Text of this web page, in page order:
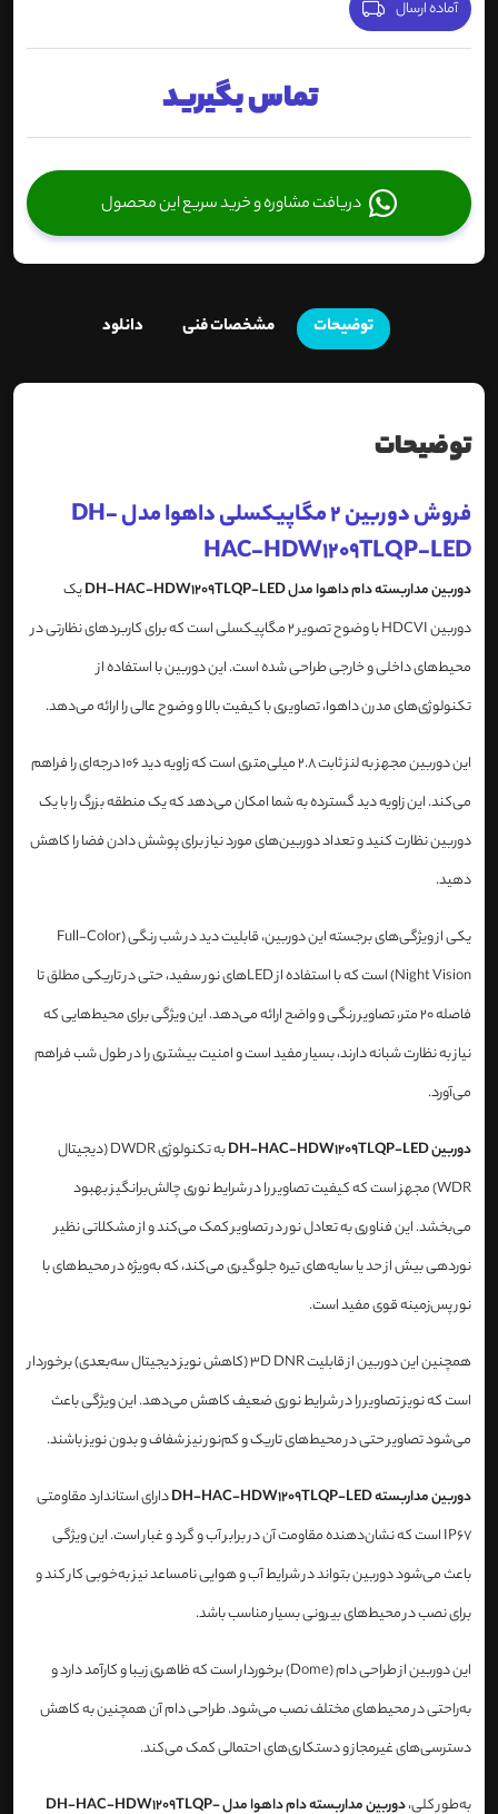
آماده ارسال
تماس بگیرید
دریافت مشاوره و خرید سریع این محصول
توضیحات مشخصات فنی دانلود
توضیحات
فروش دوربین 2 مگاپیکسلی داهوا مدل DH-
HAC-HDW1209TLQP-LED
دوربین مداربسته دام داهوا مدل DH-HAC-HDW1209TLQP-LED
یک
دوربین HDCVI با وضوح تصویر 2 مگاپیکسلی است که برای کاربردهای نظارتی در
محیط‌های داخلی و خارجی طراحی شده است. این دوربین با استفاده از
تکنولوژی‌های مدرن داهوا، تصاویری با کیفیت بالا و وضوح عالی را ارائه می‌دهد.
این دوربین مجهز به لنز ثابت 2.8 میلی‌متری است که زاویه دید 106 درجه‌ای را فراهم
می‌کند. این زاویه دید گسترده به شما امکان می‌دهد که یک منطقه بزرگ را با یک
دوربین نظارت کنید و تعداد دوربین‌های مورد نیاز برای پوشش دادن فضا را کاهش
دهید.
یکی از ویژگی‌های برجسته این دوربین، قابلیت دید در شب رنگی (Full-Color
Night Vision) است که با استفاده از LED‌های نور سفید، حتی در تاریکی مطلق تا
فاصله 20 متر، تصاویر رنگی و واضح ارائه می‌دهد. این ویژگی برای محیط‌هایی که
نیاز به نظارت شبانه دارند، بسیار مفید است و امنیت بیشتری را در طول شب فراهم
می‌آورد.
دوربین DH-HAC-HDW1209TLQP-LED
به تکنولوژی DWDR (دیجیتال
WDR) مجهز است که کیفیت تصاویر را در شرایط نوری چالش‌برانگیز بهبود
می‌بخشد. این فناوری به تعادل نور در تصاویر کمک می‌کند و از مشکلاتی نظیر
نوردهی بیش از حد یا سایه‌های تیره جلوگیری می‌کند، که به‌ویژه در محیط‌های با
نور پس‌زمینه قوی مفید است.
همچنین این دوربین از قابلیت 3D DNR (کاهش نویز دیجیتال سه‌بعدی) برخوردار
است که نویز تصاویر را در شرایط نوری ضعیف کاهش می‌دهد. این ویژگی باعث
می‌شود تصاویر حتی در محیط‌های تاریک و کم‌نور نیز شفاف و بدون نویز باشند.
دوربین مداربسته DH-HAC-HDW1209TLQP-LED
دارای استاندارد مقاومتی
IP67 است که نشان‌دهنده مقاومت آن در برابر آب و گرد و غبار است. این ویژگی
باعث می‌شود دوربین بتواند در شرایط آب و هوایی نامساعد نیز به‌خوبی کار کند و
برای نصب در محیط‌های بیرونی بسیار مناسب باشد.
این دوربین از طراحی دام (Dome) برخوردار است که ظاهری زیبا و کارآمد دارد و
به‌راحتی در محیط‌های مختلف نصب می‌شود. طراحی دام آن همچنین به کاهش
دسترسی‌های غیرمجاز و دستکاری‌های احتمالی کمک می‌کند.
به‌طور کلی، دوربین مداربسته دام داهوا مدل DH-HAC-HDW1209TLQP-